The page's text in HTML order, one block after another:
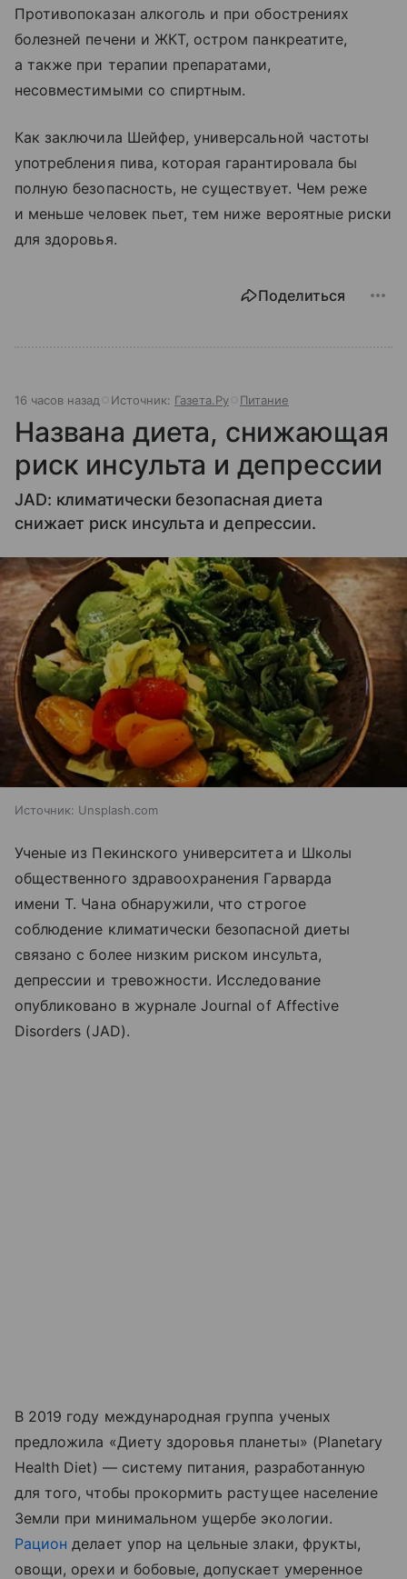
Противопоказан алкоголь и при обострениях
болезней печени и ЖКТ, остром панкреатите,
а также при терапии препаратами,
несовместимыми со спиртным.
Как заключила Шейфер, универсальной частоты
употребления пива, которая гарантировала бы
полную безопасность, не существует. Чем реже
и меньше человек пьет, тем ниже вероятные риски
для здоровья.
Поделиться
16 часов назад Источник: Газета.Ру Питание
Названа диета, снижающая
риск инсульта и депрессии
JAD: климатически безопасная диета
снижает риск инсульта и депрессии.
Источник: Unsplash.com
Ученые из Пекинского университета и Школы
общественного здравоохранения Гарварда
имени Т. Чана обнаружили, что строгое
соблюдение климатически безопасной диеты
связано с более низким риском инсульта,
депрессии и тревожности. Исследование
опубликовано в журнале Journal of Affective
Disorders (JAD).
В 2019 году международная группа ученых
предложила «Диету здоровья планеты» (Planetary
Health Diet) — систему питания, разработанную
для того, чтобы прокормить растущее население
Земли при минимальном ущербе экологии.
Рацион делает упор на цельные злаки, фрукты,
овощи, орехи и бобовые, допускает умеренное